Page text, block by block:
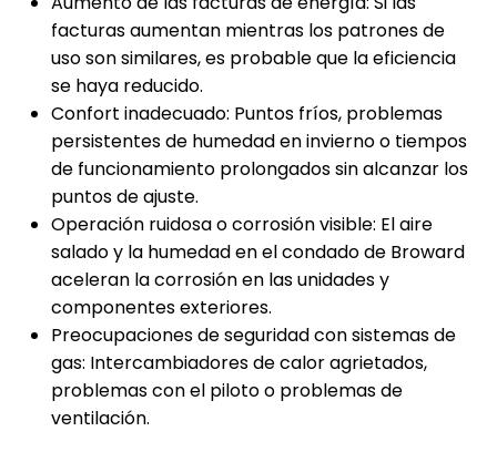
facturas aumentan mientras los patrones de
uso son similares, es probable que la eficiencia
se haya reducido.
Confort inadecuado: Puntos fríos, problemas
persistentes de humedad en invierno o tiempos
de funcionamiento prolongados sin alcanzar los
puntos de ajuste.
Operación ruidosa o corrosión visible: El aire
salado y la humedad en el condado de Broward
aceleran la corrosión en las unidades y
componentes exteriores.
Preocupaciones de seguridad con sistemas de
gas: Intercambiadores de calor agrietados,
problemas con el piloto o problemas de
ventilación.